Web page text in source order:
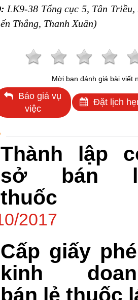
LK9-38 Tổng cục 5, Tân Triều,
Thắng, Thanh Xuân)
Mời bạn đánh giá bài viết
Báo giá vụ
việc
Đặt lịch
Thành lập
sở bán
thuốc
2017
Cấp giấy
kinh
bán lẻ thuốc